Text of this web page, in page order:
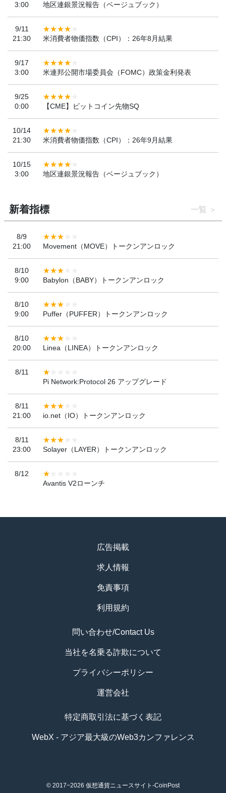
3:00
地区連銀景況報告（ベージュブック）
9/11
21:30
米消費者物価指数（CPI）：26年8月結果
9/17
3:00
米連邦公開市場委員会（FOMC）政策金利発表
9/25
0:00
【CME】ビットコイン先物SQ
10/14
21:30
米消費者物価指数（CPI）：26年9月結果
10/15
3:00
地区連銀景況報告（ベージュブック）
新着指標 一覧
8/9
21:00
Movement（MOVE）トークンアンロック
8/10
9:00
Babylon（BABY）トークンアンロック
8/10
9:00
Puffer（PUFFER）トークンアンロック
8/10
20:00
Linea（LINEA）トークンアンロック
8/11
Pi Network:Protocol 26 アップグレード
8/11
21:00
io.net（IO）トークンアンロック
8/11
23:00
Solayer（LAYER）トークンアンロック
8/12
Avantis V2ローンチ
広告掲載
求人情報
免責事項
利用規約
問い合わせ/Contact Us
当社を名乗る詐欺について
プライバシーポリシー
運営会社
特定商取引法に基づく表記
WebX - アジア最大級のWeb3カンファレンス
© 2017−2026 仮想通貨ニュースサイト-CoinPost